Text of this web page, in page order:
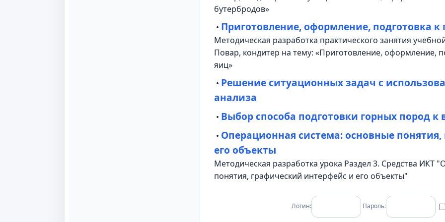
бутербродов»
• Приготовление, оформление, подготовка
Методическая разработка практического занятия
Повар, кондитер на тему: «Приготовление, оформление,
яиц»
• Решение ситуационных задач с
анализа
• Выбор способа подготовки горных пород к
• Операционная система: основные
его объекты
Методическая разработка урока Раздел 3. Средства ИКТ
понятия, графический интерфейс и его объекты"
Логин:
Пароль: